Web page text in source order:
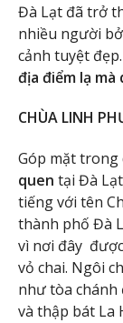
Đà Lạt đã trở
nhiều người
cảnh tuyệt
địa điểm lạ mà
CHÙA LINH
Góp mặt trong
quen tại Đà
tiếng với tên
thành phố Đà
vì nơi đây
vỏ chai. Ngôi
như tòa chánh
và thập bát La